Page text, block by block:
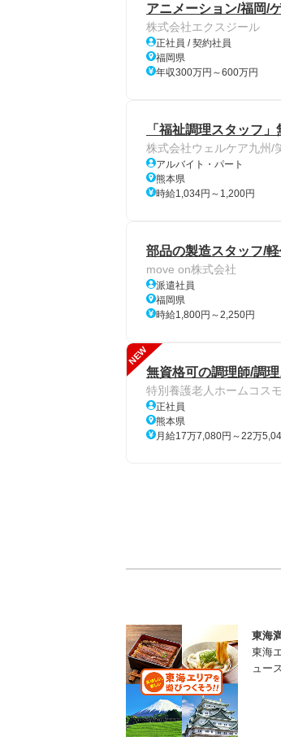
アニメーション/福岡/
株式会社エクスジール
正社員 / 契約社員
福岡県
年収300万円～600万円
「福祉調理スタッフ
株式会社ウェルケア九州/
アルバイト・パート
熊本県
時給1,034円～1,200円
部品の製造スタッフ/
move on株式会社
派遣社員
福岡県
時給1,800円～2,250円
NEW
無資格可の調理師/調
特別養護老人ホームコス
正社員
熊本県
月給17万7,080円～22万
東海
東海
ュー